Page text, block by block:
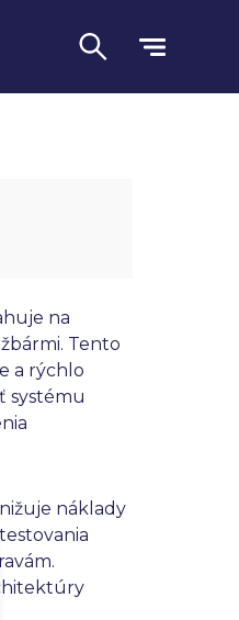
na
Tento
a rýchlo
systému
náklady